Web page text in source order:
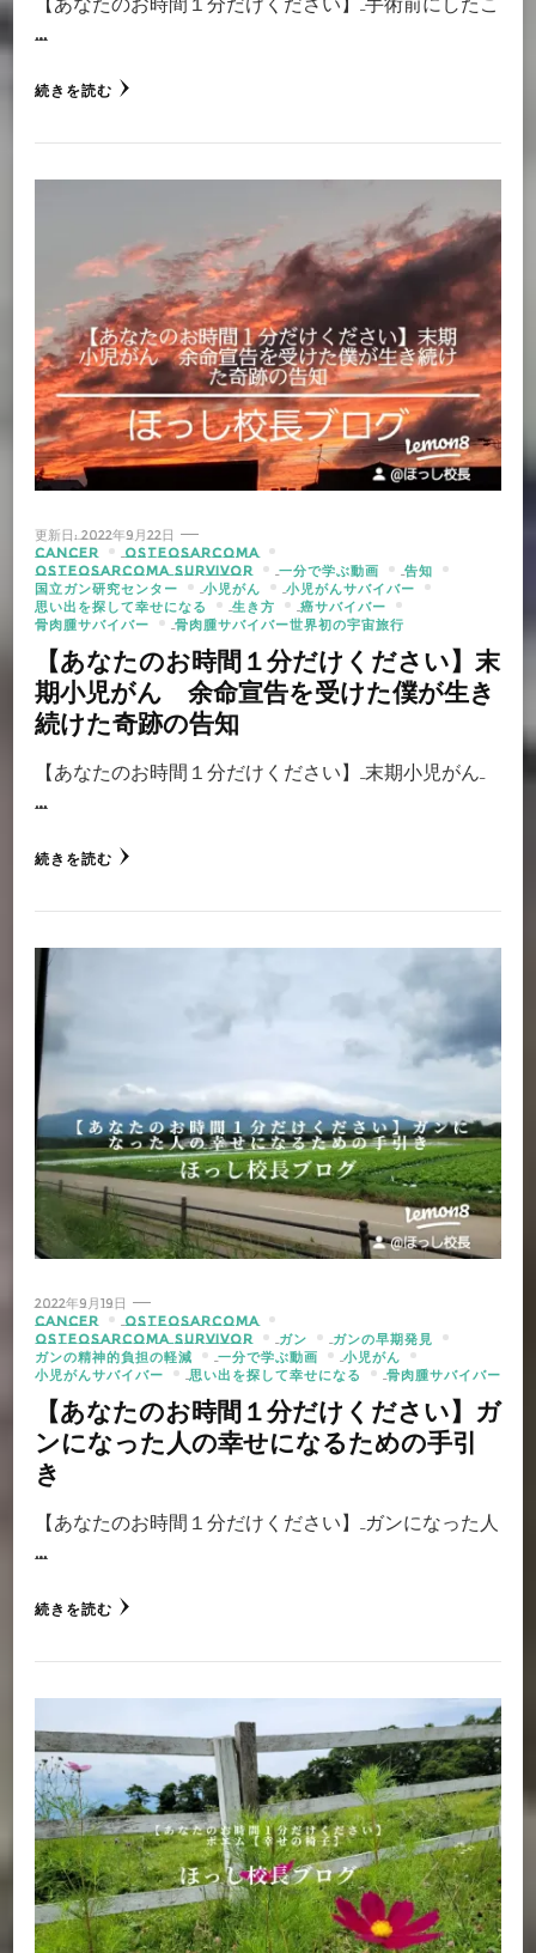
…
続きを読む
更新日:2022年9月22日
CANCER
OSTEOSARCOMA
OSTEOSARCOMA SURVIVOR
一分で学ぶ動画
告知
国立ガン研究センター
小児がん
小児がんサバイバー
思い出を探して幸せになる
生き方
癌サバイバー
骨肉腫サバイバー
骨肉腫サバイバー世界初の宇宙旅行
【あなたのお時間１分だけください】末
期小児がん 余命宣告を受けた僕が生き
続けた奇跡の告知
【あなたのお時間１分だけください】 末期小児がん
…
続きを読む
2022年9月19日
CANCER
OSTEOSARCOMA
OSTEOSARCOMA SURVIVOR
ガン
ガンの早期発見
ガンの精神的負担の軽減
一分で学ぶ動画
小児がん
小児がんサバイバー
思い出を探して幸せになる 骨肉腫サバイバー
【あなたのお時間１分だけください】ガ
ンになった人の幸せになるための手引
き
【あなたのお時間１分だけください】 ガンになった人
…
続きを読む